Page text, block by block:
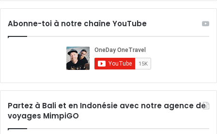
Abonne-toi à notre chaîne YouTube
Partez à Bali et en Indonésie avec notre agence de
voyages MimpiGO